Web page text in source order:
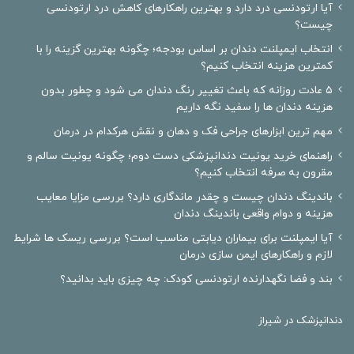
آیا ارتودنسی درد دارد و بهترین راهکارهای کاهش درد ارتودنسی
چیست؟
انتخاب ایمپلنت دندان بر اساس بودجه؛ چگونه بهترین گزینه را با
کمترین هزینه انتخاب کنیم؟
۵ عادت روزانه که باعث تغییر رنگ دندان می شود و چطور بدون
هزینه دندان ها را سفید نگه داریم
مهم ترین ابزارهای جراحی فک و دهان و نقش هرکدام در درمان
راهنمای خرید یونیت دندانپزشکی دست دوم؛ چگونه یونیت سالم و
مقرون به صرفه انتخاب کنیم؟
باندینگ دندان چیست و چقدر ماندگاری دارد؟ بررسی مزایا معایب
هزینه و دوام واقعی باندینگ دندان
آیا ایمپلنت برای بیماران دیابتی مناسب است؟ بررسی ریسک ها شرایط
لازم و راهکارهای ایمن سازی درمان
بند و فضا نگهدارنده ارتودنسی کودک: چه چیزی باید بدانید؟
دندانپزشک در شیراز